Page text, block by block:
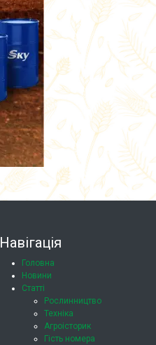
Навігація
Головна
Новини
Статті
Рослинництво
Техніка
Агроісторик
Гість номера